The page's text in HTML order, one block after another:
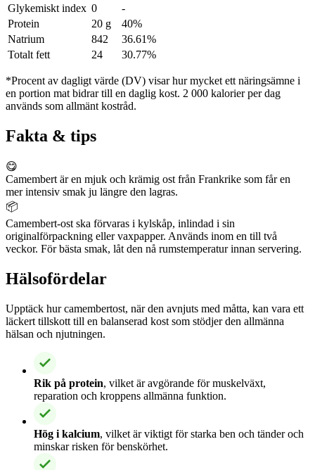
Glykemiskt index 0
-
Protein
20 g
40%
Natrium
842
36.61%
Totalt fett
24 30.77%
*Procent av dagligt värde (DV) visar hur mycket ett näringsämne i
en portion mat bidrar till en daglig kost. 2 000 kalorier per dag
används som allmänt kostråd.
Fakta & tips
😋
Camembert är en mjuk och krämig ost från Frankrike som får en
mer intensiv smak ju längre den lagras.
📦
Camembert-ost ska förvaras i kylskåp, inlindad i sin
originalförpackning eller vaxpapper. Används inom en till två
veckor. För bästa smak, låt den nå rumstemperatur innan servering.
Hälsofördelar
Upptäck hur camembertost, när den avnjuts med måtta, kan vara ett
läckert tillskott till en balanserad kost som stödjer den allmänna
hälsan och njutningen.
Rik på protein, vilket är avgörande för muskelväxt,
reparation och kroppens allmänna funktion.
Hög i kalcium, vilket är viktigt för starka ben och tänder och
minskar risken för benskörhet.